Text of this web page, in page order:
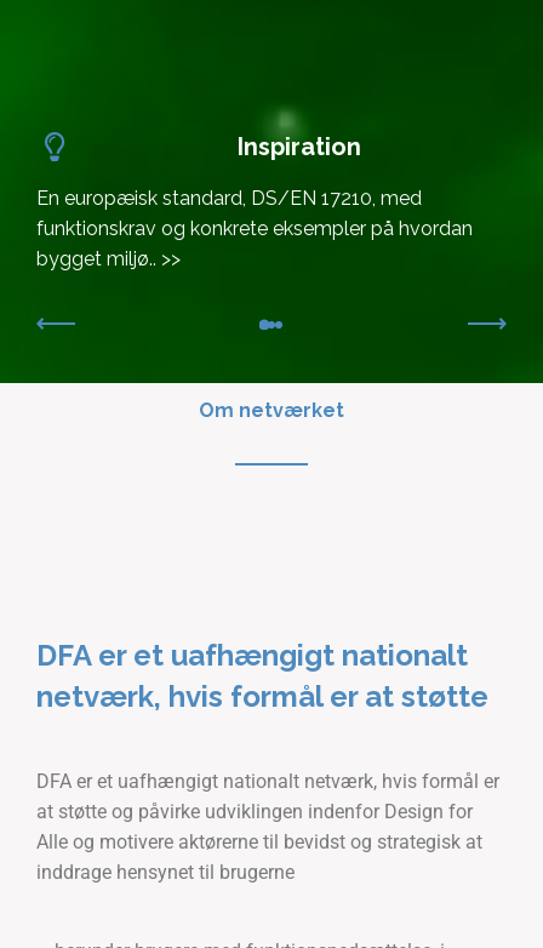
Inspiration
En europæisk standard, DS/EN 17210, med
funktionskrav og konkrete eksempler på hvordan
bygget miljø.. >>
Om netværket
DFA er et uafhængigt nationalt
netværk, hvis formål er at støtte
DFA er et uafhængigt nationalt netværk, hvis formål er
at støtte og påvirke udviklingen indenfor Design for
Alle og motivere aktørerne til bevidst og strategisk at
inddrage hensynet til brugerne